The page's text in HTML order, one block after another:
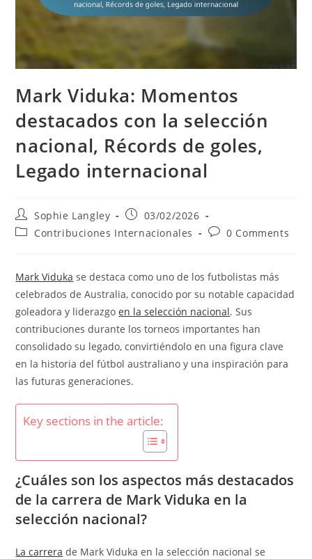
Mark Viduka: Momentos
destacados con la selección
nacional, Récords de goles,
Legado internacional
Post
author:
Sophie Langley
Post
published:
03/02/2026
PostContribuciones Internacionales
Post0 Comments
Mark Viduka se destaca como uno de los futbolistas más
celebrados de Australia, conocido por su notable capacidad
goleadora y liderazgoen la selección nacional. Sus
contribuciones durante los torneos importantes han
consolidado su legado, convirtiéndolo en una figura clave
en la historia del fútbol australiano y una inspiración para
las futuras generaciones.
Key sections in the article:
¿Cuáles son los aspectos más destacados
de la carrera de Mark Viduka en la
selección nacional?
La carrera de Mark Viduka en la selección nacional se